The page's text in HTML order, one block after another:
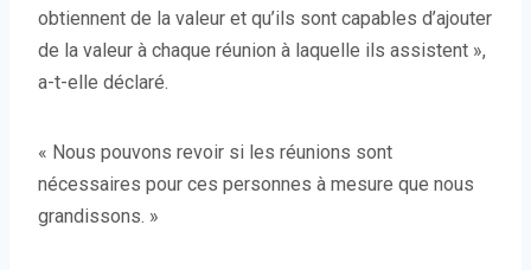
obtiennent de la valeur et qu’ils sont capables d’ajouter
de la valeur à chaque réunion à laquelle ils assistent »,
a-t-elle déclaré.
« Nous pouvons revoir si les réunions sont
nécessaires pour ces personnes à mesure que nous
grandissons. »